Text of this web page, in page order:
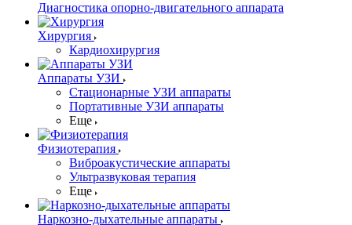
Диагностика опорно-двигательного аппарата
Хирургия
Кардиохирургия
Аппараты УЗИ
Стационарные УЗИ аппараты
Портативные УЗИ аппараты
Еще
Физиотерапия
Виброакустические аппараты
Ультразвуковая терапия
Еще
Наркозно-дыхательные аппараты